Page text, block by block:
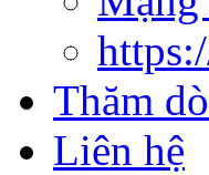
Thăm
Liên hệ